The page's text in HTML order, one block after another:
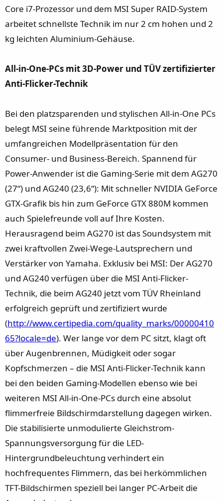
Core i7-Prozessor und dem MSI Super RAID-System
arbeitet schnellste Technik im nur 2 cm hohen und 2
kg leichten Aluminium-Gehäuse.
All-in-One-PCs mit 3D-Power und TÜV zertifizierter
Anti-Flicker-Technik
Bei den platzsparenden und stylischen All-in-One PCs
belegt MSI seine führende Marktposition mit der
umfangreichen Modellpräsentation für den
Consumer- und Business-Bereich. Spannend für
Power-Anwender ist die Gaming-Serie mit dem AG270
(27“) und AG240 (23,6“): Mit schneller NVIDIA GeForce
GTX-Grafik bis hin zum GeForce GTX 880M kommen
auch Spielefreunde voll auf Ihre Kosten.
Herausragend beim AG270 ist das Soundsystem mit
zwei kraftvollen Zwei-Wege-Lautsprechern und
Verstärker von Yamaha. Exklusiv bei MSI: Der AG270
und AG240 verfügen über die MSI Anti-Flicker-
Technik, die beim AG240 jetzt vom TÜV Rheinland
erfolgreich geprüft und zertifiziert wurde
(http://www.certipedia.com/quality_marks/00000410
65?locale=de). Wer lange vor dem PC sitzt, klagt oft
über Augenbrennen, Müdigkeit oder sogar
Kopfschmerzen – die MSI Anti-Flicker-Technik kann
bei den beiden Gaming-Modellen ebenso wie bei
weiteren MSI All-in-One-PCs durch eine absolut
flimmerfreie Bildschirmdarstellung dagegen wirken.
Die stabilisierte unmodulierte Gleichstrom-
Spannungsversorgung für die LED-
Hintergrundbeleuchtung verhindert ein
hochfrequentes Flimmern, das bei herkömmlichen
TFT-Bildschirmen speziell bei langer PC-Arbeit die